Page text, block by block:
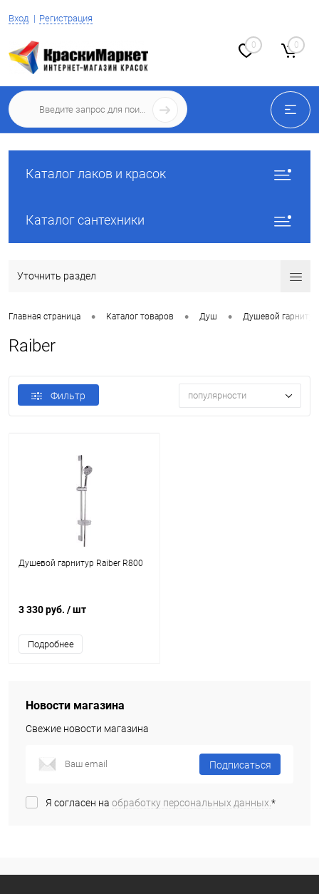
Вход Регистрация
0 0
Каталог лаков и красок
Каталог сантехники
Уточнить раздел
Главная страница • Каталог товаров • Душ • Душевой гарнитур
Raiber
Фильтр популярности
Душевой гарнитур Raiber R800
3 330 руб. / шт
Подробнее
Новости магазина
Свежие новости магазина
Подписаться
Я согласен на обработку персональных данных.*